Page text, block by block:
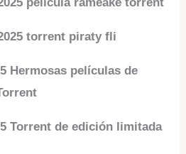
torrent piraty fli
Hermosas películas de
Torrent de edición limitada